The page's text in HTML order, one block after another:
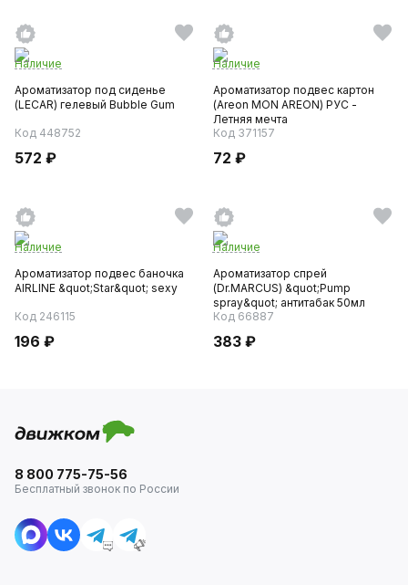
Наличие
Ароматизатор под сиденье
(LECAR) гелевый Bubble Gum
Код 448752
572 ₽
Наличие
Ароматизатор подвес картон
(Areon MON AREON) РУС -
Летняя мечта
Код 371157
72 ₽
Наличие
Ароматизатор подвес баночка
AIRLINE &quot;Star&quot; sexy
Код 246115
196 ₽
Наличие
Ароматизатор спрей
(Dr.MARCUS) &quot;Pump
spray&quot; антитабак 50мл
Код 66887
383 ₽
8 800 775-75-56
Бесплатный звонок по России